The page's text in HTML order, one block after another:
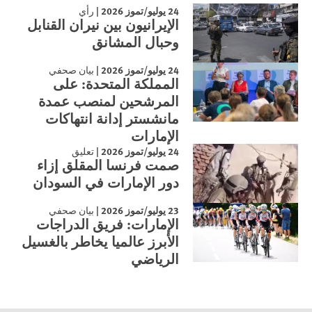
24 يوليو/تموز 2026 | رأي
الإيرانيون بين نيران القنابل
وحبال المشانق
24 يوليو/تموز 2026 | بيان صحفي
المملكة المتحدة: على
المرشحين لمنصب عمدة
مانشستر إدانة انتهاكات
الإمارات
24 يوليو/تموز 2026 |تعليق
صمت فرنسا المقلق إزاء
دور الإمارات في السودان
23 يوليو/تموز 2026 | بيان صحفي
الإمارات: فريق الدراجات
الأبرز عالميا يخاطر بالغسيل
الرياضي